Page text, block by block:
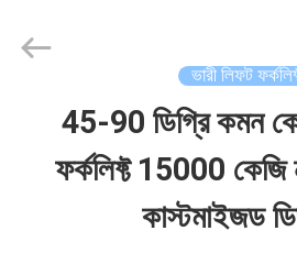
Development
ভারী লিফট
45-90 ডিগ্রি কমন
ফর্কলিফ্ট 15000
কাস্টমাইজড